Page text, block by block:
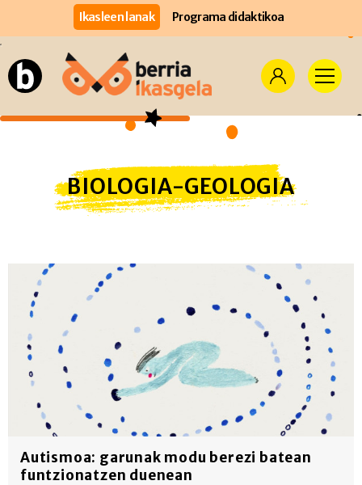
Ikasleen lanak Programa didaktikoa
BIOLOGIA-GEOLOGIA
Autismoa: garunak modu berezi batean
funtzionatzen duenean